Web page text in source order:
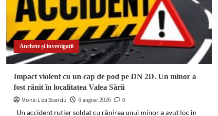
de
51
ani
a
fost
ce
a
înființat
Anchete și investigații
Impact violent cu un cap de pod pe DN 2D. Un minor a
fost rănit în localitatea Valea Sării
Mona-Liza Stanciu
6 august 2026
0
Un accident rutier soldat cu rănirea unui minor a avut loc în